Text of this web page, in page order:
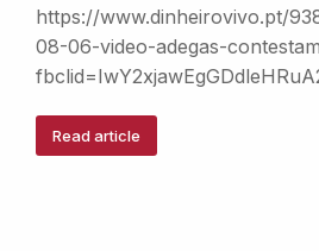
https://www.dinheirovivo.pt/
08-06-video-adegas-
Read article